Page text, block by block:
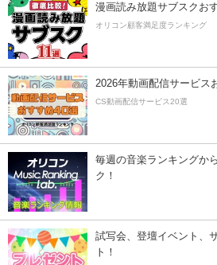
漫画読み放題サブスクお
オリコン顧客満足度ランキング
2026年動画配信サービス
CS動画配信サービス20選
毎週の音楽ランキングか
ク！
試写会、登壇イベント、
ト！